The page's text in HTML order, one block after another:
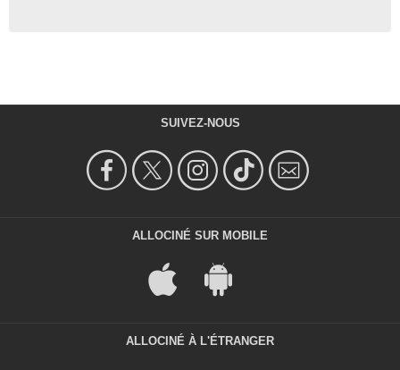
SUIVEZ-NOUS
ALLOCINÉ SUR MOBILE
ALLOCINÉ À L'ÉTRANGER